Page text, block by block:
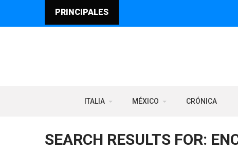
PRINCIPALES
ITALIA MÉXICO CRÓNICA
SEARCH RESULTS FOR: